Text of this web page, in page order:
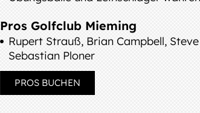
Pros Golfclub Mieming
Rupert Strauß, Brian Campbell,
Sebastian Ploner
PROS BUCHEN